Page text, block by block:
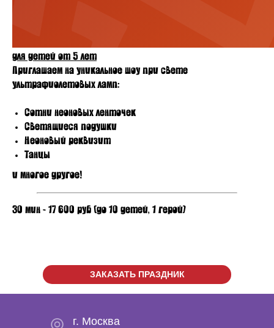
для детей от 5 лет
Приглашаем на уникальное шоу при свете
ультрафиолетовых ламп:
Сотни неоновых ленточек
Светящиеся подушки
Неоновый реквизит
Танцы
и многое другое!
30 мин - 17 600 руб (до 10 детей, 1 герой)
ЗАКАЗАТЬ ПРАЗДНИК
г. Москва